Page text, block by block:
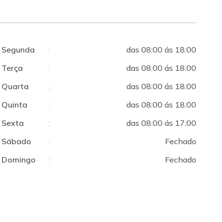
Segunda :
das 08:00 ás 18:00
Terça
:
das 08:00 ás 18:00
Quarta
:
das 08:00 ás 18:00
Quinta
:
das 08:00 ás 18:00
Sexta
:
das 08:00 ás 17:00
Sábado
:
Fechado
Domingo
: Fechado